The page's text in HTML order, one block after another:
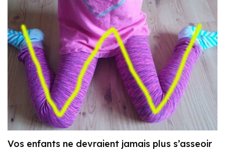
Vos enfants ne devraient jamais plus s’asseoir